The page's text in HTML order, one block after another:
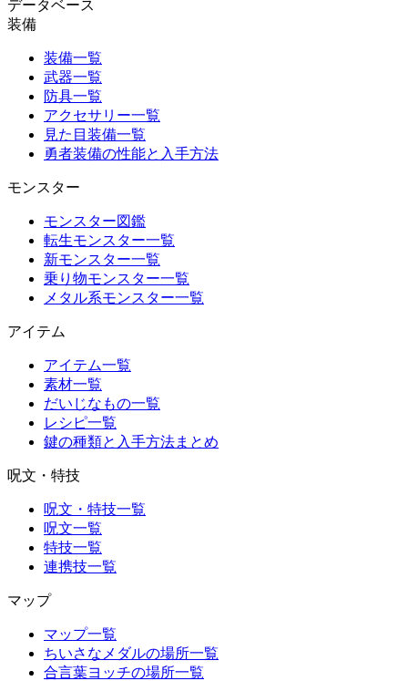
データベース
装備
装備一覧
武器一覧
防具一覧
アクセサリー一覧
見た目装備一覧
勇者装備の性能と入手方法
モンスター
モンスター図鑑
転生モンスター一覧
新モンスター一覧
乗り物モンスター一覧
メタル系モンスター一覧
アイテム
アイテム一覧
素材一覧
だいじなもの一覧
レシピ一覧
鍵の種類と入手方法まとめ
呪文・特技
呪文・特技一覧
呪文一覧
特技一覧
連携技一覧
マップ
マップ一覧
ちいさなメダルの場所一覧
合言葉ヨッチの場所一覧